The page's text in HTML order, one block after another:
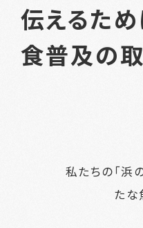
伝えるた
食普及の
私たちの「浜
た